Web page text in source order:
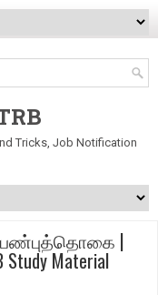
Tricks, Job Notification
பண்புத்தொகை |
Study Material